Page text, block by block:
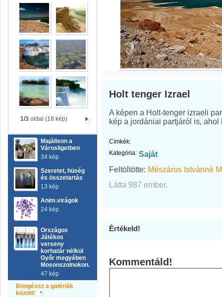
1/3oldal (18 kép)
Majálison a
Városligetben
34 kép
Szeretet, hüség
és összetartás
13 kép
Anim.virágok
24 kép
Országos
Játékos
verseny
korhatár nélkül
Győr megyében
Mosonszolnokon.
47 kép
Böngéssz a galériák
között!
Holt tenger Izrael
A képen a Holt-tenger izraeli
kép a jordániai partjáról is,
Címkék:
Kategória: Saját
Feltöltötte: Mészáros Istvánné
Látta 987 ember.
Értékeld!
Kommentáld!